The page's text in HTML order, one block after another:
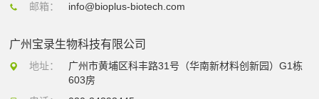
邮箱：
info@bioplus-biotech.com
广州宝录生物科技有限公司
地址：
广州市黄埔区科丰路31号（华南新材料创新园）G1栋
603房